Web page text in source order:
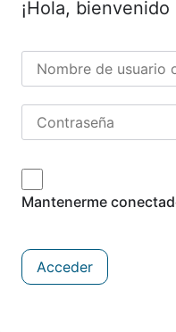
¡Hola,
Mantenerme
Acceder